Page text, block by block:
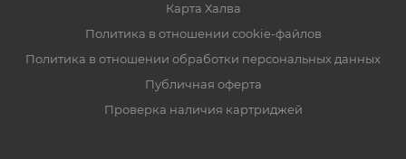
Карта Халва
Политика в отношении cookie-файлов
Политика в отношении обработки персональных данных
Публичная оферта
Проверка наличия картриджей